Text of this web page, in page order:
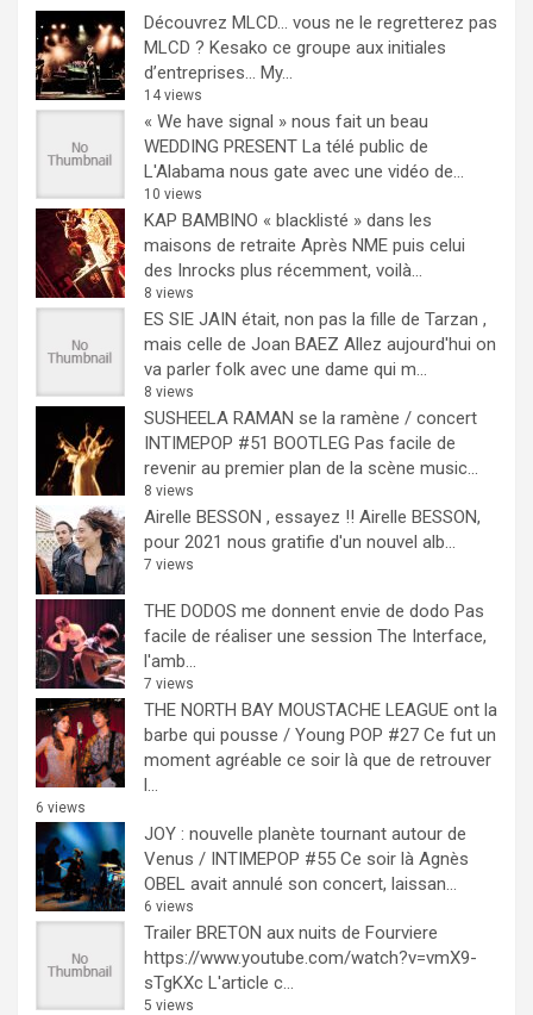
Découvrez MLCD… vous ne le regretterez pas
MLCD ? Kesako ce groupe aux initiales
d’entreprises… My...
14 views
« We have signal » nous fait un beau
WEDDING PRESENT La télé public de
L'Alabama nous gate avec une vidéo de...
10 views
KAP BAMBINO « blacklisté » dans les
maisons de retraite Après NME puis celui
des Inrocks plus récemment, voilà...
8 views
ES SIE JAIN était, non pas la fille de Tarzan ,
mais celle de Joan BAEZ Allez aujourd'hui on
va parler folk avec une dame qui m...
8 views
SUSHEELA RAMAN se la ramène / concert
INTIMEPOP #51 BOOTLEG Pas facile de
revenir au premier plan de la scène music...
8 views
Airelle BESSON , essayez !! Airelle BESSON,
pour 2021 nous gratifie d'un nouvel alb...
7 views
THE DODOS me donnent envie de dodo Pas
facile de réaliser une session The Interface,
l'amb...
7 views
THE NORTH BAY MOUSTACHE LEAGUE ont la
barbe qui pousse / Young POP #27 Ce fut un
moment agréable ce soir là que de retrouver
l...
6 views
JOY : nouvelle planète tournant autour de
Venus / INTIMEPOP #55 Ce soir là Agnès
OBEL avait annulé son concert, laissan...
6 views
Trailer BRETON aux nuits de Fourviere
https://www.youtube.com/watch?v=vmX9-
sTgKXc L'article c...
5 views